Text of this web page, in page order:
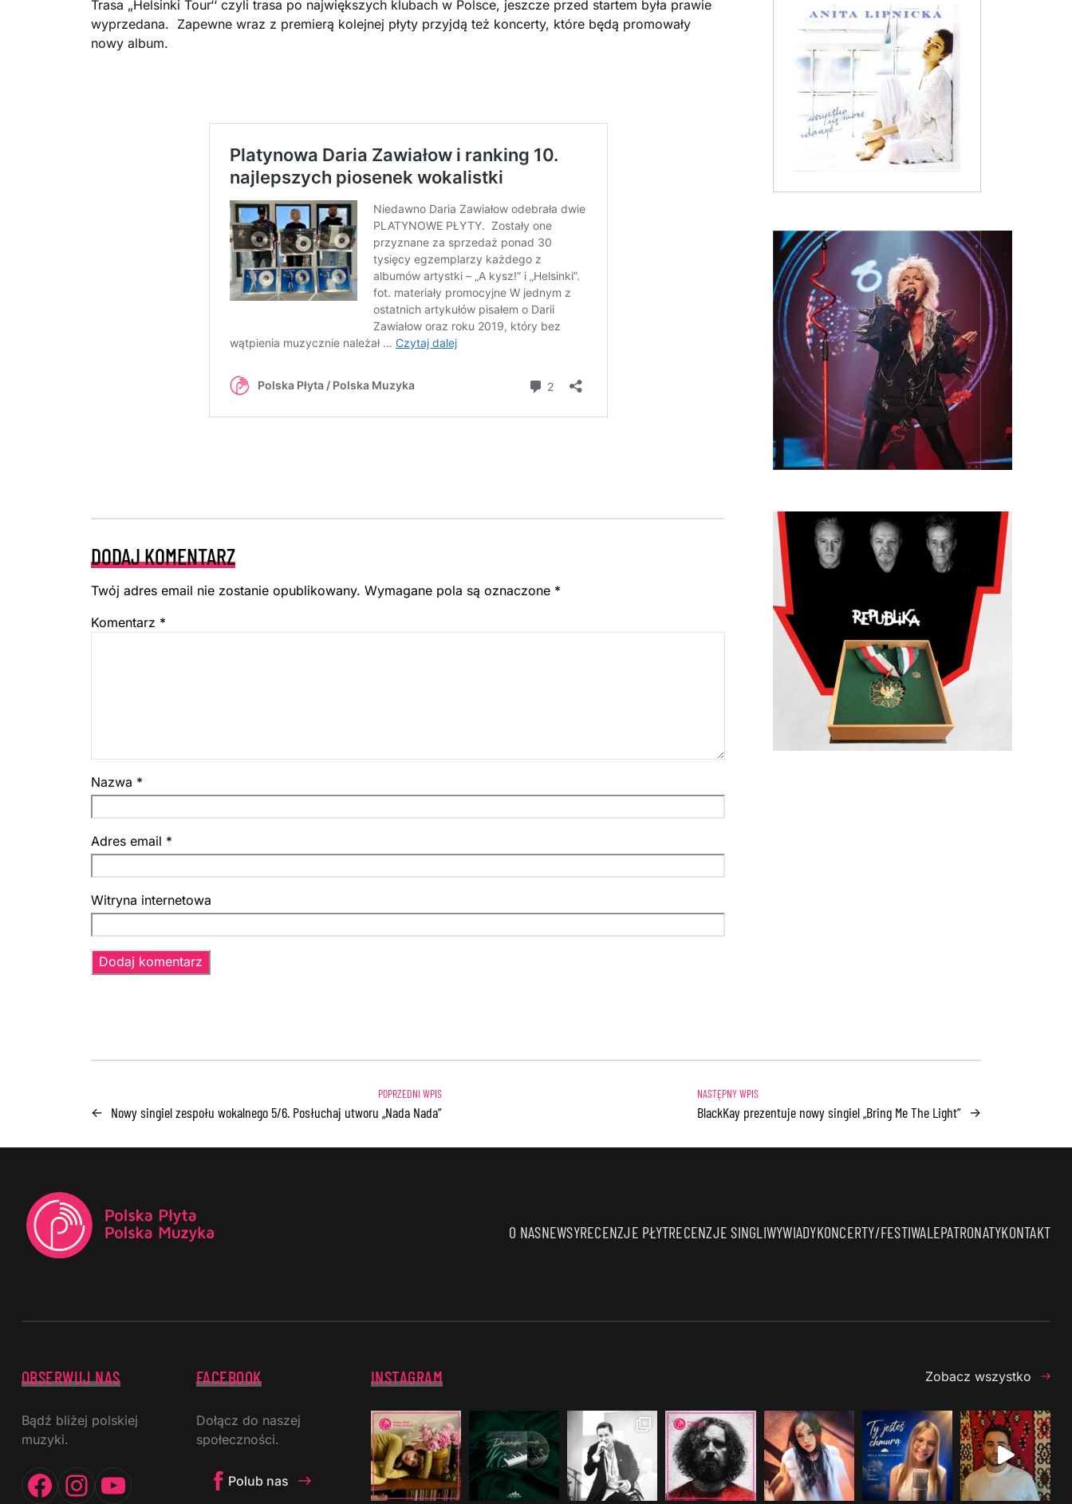
Trasa „Helsinki Tour‘‘ czyli trasa po największych klubach w Polsce, jeszcze przed startem była prawie
wyprzedana. Zapewne wraz z premierą kolejnej płyty przyjdą też koncerty, które będą promowały
nowy album.
DODAJ KOMENTARZ
Twój adres email nie zostanie opublikowany. Wymagane pola są oznaczone *
Komentarz *
Nazwa *
Adres email *
Witryna internetowa
← Nowy singiel zespołu wokalnego 5/6. Posłuchaj utworu „Nada Nada” BlackKay prezentuje nowy singiel „Bring Me The Light” →
O NASNEWSYRECENZJE PŁYTRECENZJE SINGLIWYWIADYKONCERTY/FESTIWALEPATRONATYKONTAKT
OBSERWUJ NAS
Bądź bliżej polskiej
muzyki.
Facebook
Instagram
YouTube
FACEBOOK
Dołącz do naszej
społeczności.
Polub nas
INSTAGRAM Zobacz wszystko